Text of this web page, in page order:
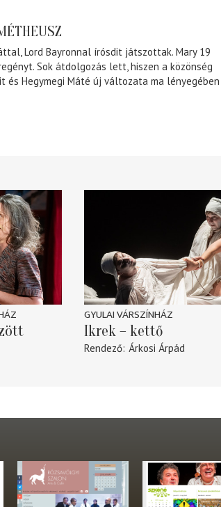
Lord Bayronnal írósdit játszottak. Mary 19
Sok átdolgozás lett, hiszen a közönség
és Hegymegi Máté új változata ma lényegében
GYULAI VÁRSZÍNHÁZ
Ikrek – kettő
Rendező Árkosi Árpád